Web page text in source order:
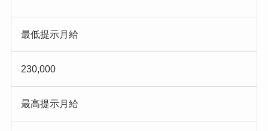
最低提示月給
230,000
最高提示月給